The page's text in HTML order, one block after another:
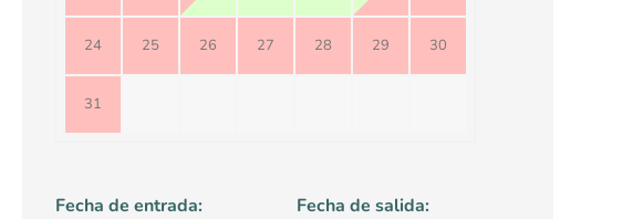
24 25 26 27 28 29 30
31
Fecha de entrada:
Fecha de salida: